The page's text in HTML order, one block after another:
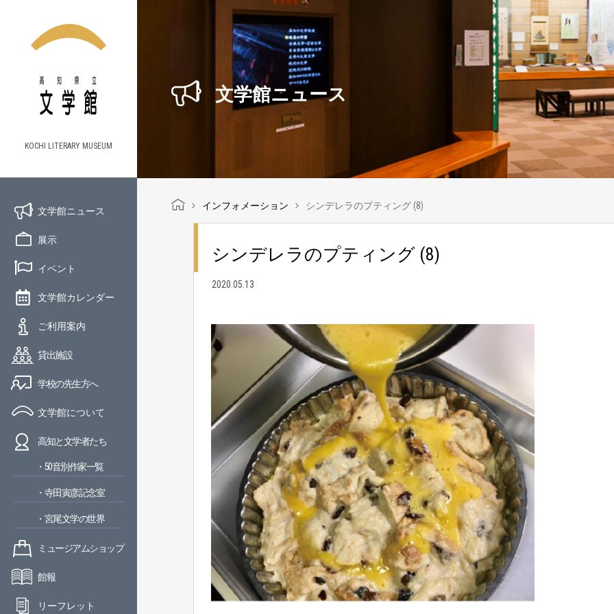
KOCHI LITERARY MUSEUM
文学館ニュース
展示
イベント
文学館カレンダー
ご利用案内
貸出施設
学校の先生方へ
文学館について
高知と文学者たち
・50音別作家一覧
・寺田寅彦記念室
・宮尾文学の世界
ミュージアムショップ
館報
リーフレット
文学館ニュース
インフォメーション シンデレラのプティング (8)
シンデレラのプティング (8)
2020.05.13